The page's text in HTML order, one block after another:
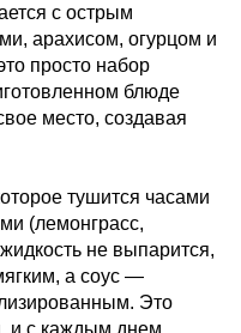
с острым
арахисом, огурцом и
просто набор
блюде
место, создавая
тушится часами
(лемонграсс,
не выпарится,
а соус —
Это
и с каждым днем